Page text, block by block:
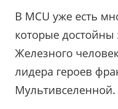
В MCU уже есть
которые достойны
Железного
лидера героев
Мультивселенной.